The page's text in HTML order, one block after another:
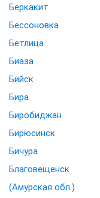
Беркакит
Бессоновка
Бетлица
Биаза
Бийск
Бира
Биробиджан
Бирюсинск
Бичура
Благовещенск
(Амурская обл.)